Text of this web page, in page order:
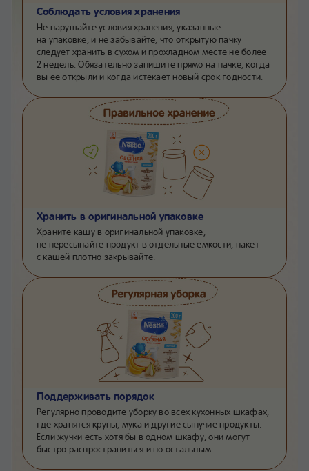
Соблюдать условия хранения
Не нарушайте условия хранения, указанные
на упаковке, и не забывайте, что открытую пачку
следует хранить в сухом и прохладном месте не более
2 недель. Обязательно запишите прямо на пачке, когда
вы ее открыли и когда истекает новый срок годности.
Хранить в оригинальной упаковке
Храните кашу в оригинальной упаковке,
не пересыпайте продукт в отдельные ёмкости, пакет
с кашей плотно закрывайте.
Поддерживать порядок
Регулярно проводите уборку во всех кухонных шкафах,
где хранятся крупы, мука и другие сыпучие продукты.
Если жучки есть хотя бы в одном шкафу, они могут
быстро распространиться и по остальным.